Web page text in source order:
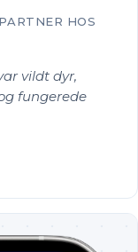
HOS
vildt dyr,
fungerede